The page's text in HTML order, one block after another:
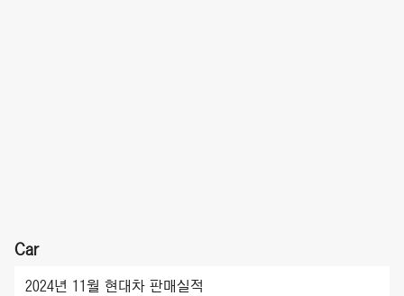
Car
2024년 11월 현대차 판매실적